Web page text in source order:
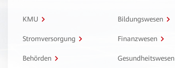
KMU Bildungswesen
Stromversorgung Finanzwesen
Behörden Gesundheitswesen